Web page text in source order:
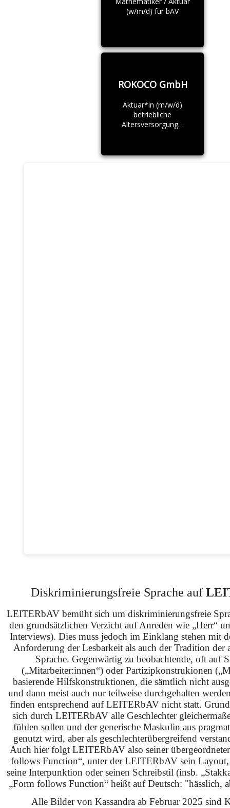
(w/m/d) für bAV
ROKOCO GmbH
Aktuar*in (m/w/d)
betriebliche
Altersversorgung…
Diskriminierungsfreie Sprache auf
LEITERbAV bemüht sich um diskriminierungsfreie
den grundsätzlichen Verzicht auf Anreden wie „Herr“
Interviews). Dies muss jedoch im Einklang stehen mit
Anforderung der Lesbarkeit als auch der Tradition der
Sprache. Gegenwärtig zu beobachtende, oft auf
(„Mitarbeiter:innen“) oder Partizipkonstrukionen
basierende Hilfskonstruktionen, die sämtlich nicht
und dann meist auch nur teilweise durchgehalten
finden entsprechend auf LEITERbAV nicht statt.
sich durch LEITERbAV alle Geschlechter
fühlen sollen und der generische Maskulin aus
genutzt wird, aber als geschlechterübergreifend
Auch hier folgt LEITERbAV also seiner
follows Function“, unter der LEITERbAV sein Layout,
seine Interpunktion oder seinen Schreibstil (insb.
„Form follows Function“ heißt auf Deutsch: "hässlich,
Alle Bilder von Kassandra ab Februar 2025 sind